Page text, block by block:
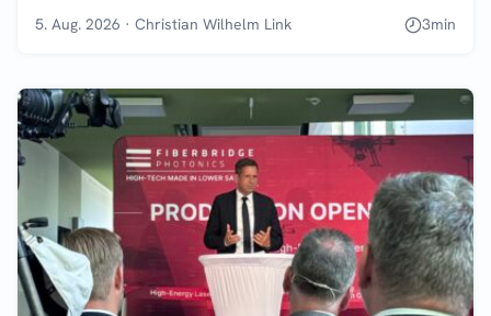
5. Aug. 2026 · Christian Wilhelm Link 3min